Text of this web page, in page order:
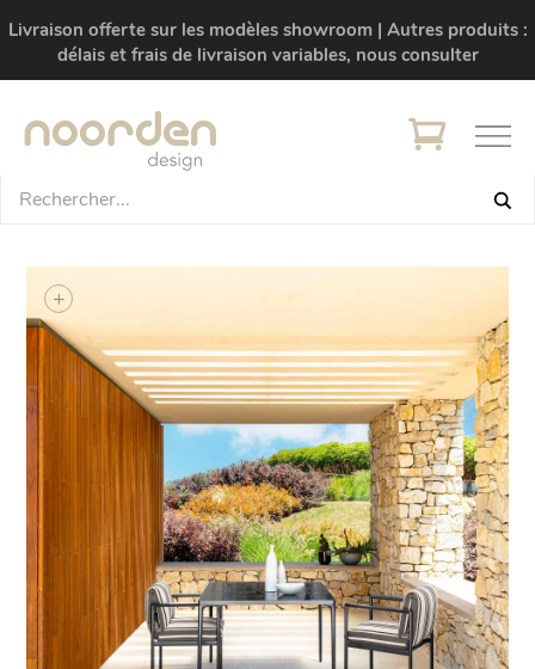
Livraison offerte sur les modèles showroom | Autres produits :
délais et frais de livraison variables, nous consulter
+